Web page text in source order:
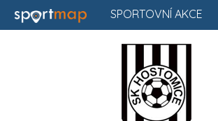
SPORTOVNÍ AKCE